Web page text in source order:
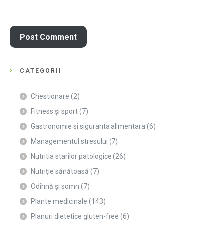
CATEGORII
Chestionare (2)
Fitness și sport(7)
Gastronomie si siguranta alimentara (6)
Managementul stresului (7)
Nutritia starilor patologice (26)
Nutriție sănătoasă (7)
Odihnă și somn (7)
Plante medicinale (143)
Planuri dietetice gluten-free (6)